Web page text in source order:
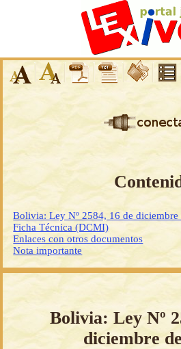
Bolivia: Ley Nº 2584, 16 de diciembre
Ficha Técnica (DCMI)
Enlaces con otros documentos
Nota importante
Bolivia: Ley Nº
diciembre